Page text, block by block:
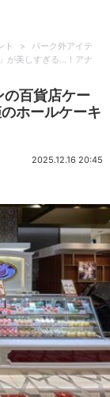
ト >
パーク外アイテ
が美しすぎる…！アナ
の百貨店ケー
ホールケーキ
2025.12.16 20:45